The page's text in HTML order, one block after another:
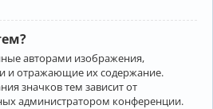
авторами изображения,
и отражающие их содержание.
значков тем зависит от
администратором конференции.